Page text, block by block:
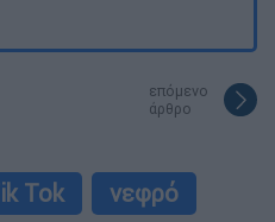
επόμενο
άρθρο
Tok
νεφρό